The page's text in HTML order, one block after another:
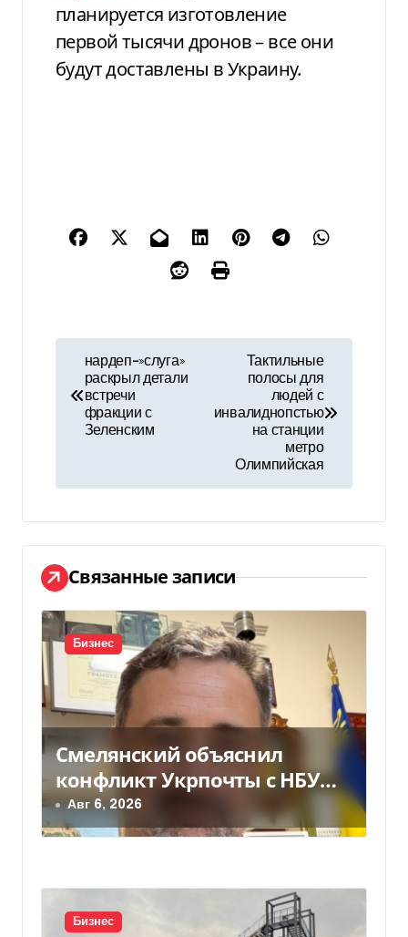
планируется изготовление
первой тысячи дронов – все они
будут доставлены в Украину.
а
ц
и
я
п
о
з
а
п
и
с
нардеп-»слуга»
раскрыл детали
встречи
фракции с
Зеленским
Тактильные
полосы для
людей с
инвалиднопстью
на станции
метро
Олимпийская
Связанные записи
Бизнес
Смелянский объяснил
конфликт Укрпочты с НБУ
из-за платежек
Авг 6, 2026
Бизнес